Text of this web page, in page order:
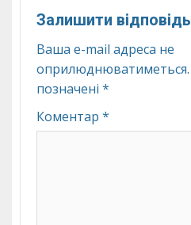
Залишити відповідь
Ваша e-mail адреса не
оприлюднюватиметься.
позначені *
Коментар *